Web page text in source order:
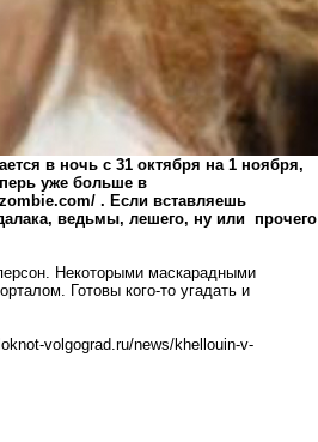
в ночь с 31 октября на 1 ноября,
уже больше в
. Если вставляешь
ведьмы, лешего, ну или прочего
Некоторыми маскарадными
Готовы кого-то угадать и
volgograd.ru/news/khellouin-v-